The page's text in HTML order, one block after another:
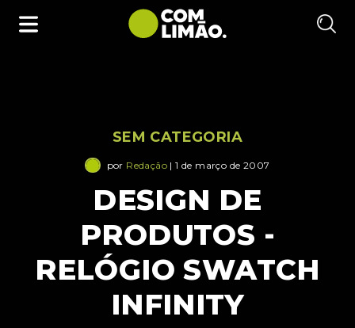
SEM CATEGORIA
por Redação | 1 de março de 2007
DESIGN DE
PRODUTOS -
RELÓGIO SWATCH
INFINITY